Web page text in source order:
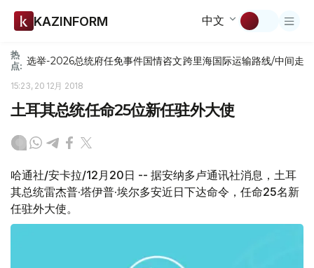
KAZINFORM 中文
热
点: 选举-2026总统府任免事件国情咨文跨里海国际运输路线/中间走廊
15:23, 20 12月 2018
土耳其总统任命25位新任驻外大使
哈通社/安卡拉/12月20日 -- 据安纳多卢通讯社消息，土耳
其总统雷杰普·塔伊普·埃尔多安近日下达命令，任命25名新
任驻外大使。